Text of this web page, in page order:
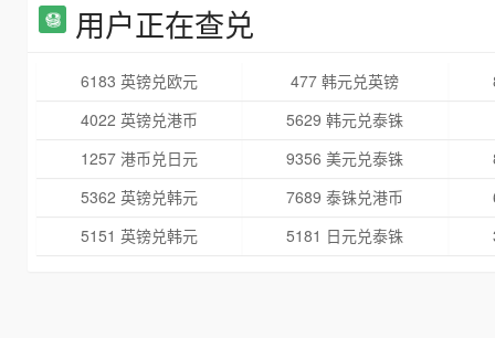
用户正在查兑
6183 英镑兑欧元 477 韩元兑英镑
4022 英镑兑港币
5629 韩元兑泰铢
1257 港币兑日元
9356 美元兑泰铢
5362 英镑兑韩元
7689 泰铢兑港币
5151 英镑兑韩元
5181 日元兑泰铢